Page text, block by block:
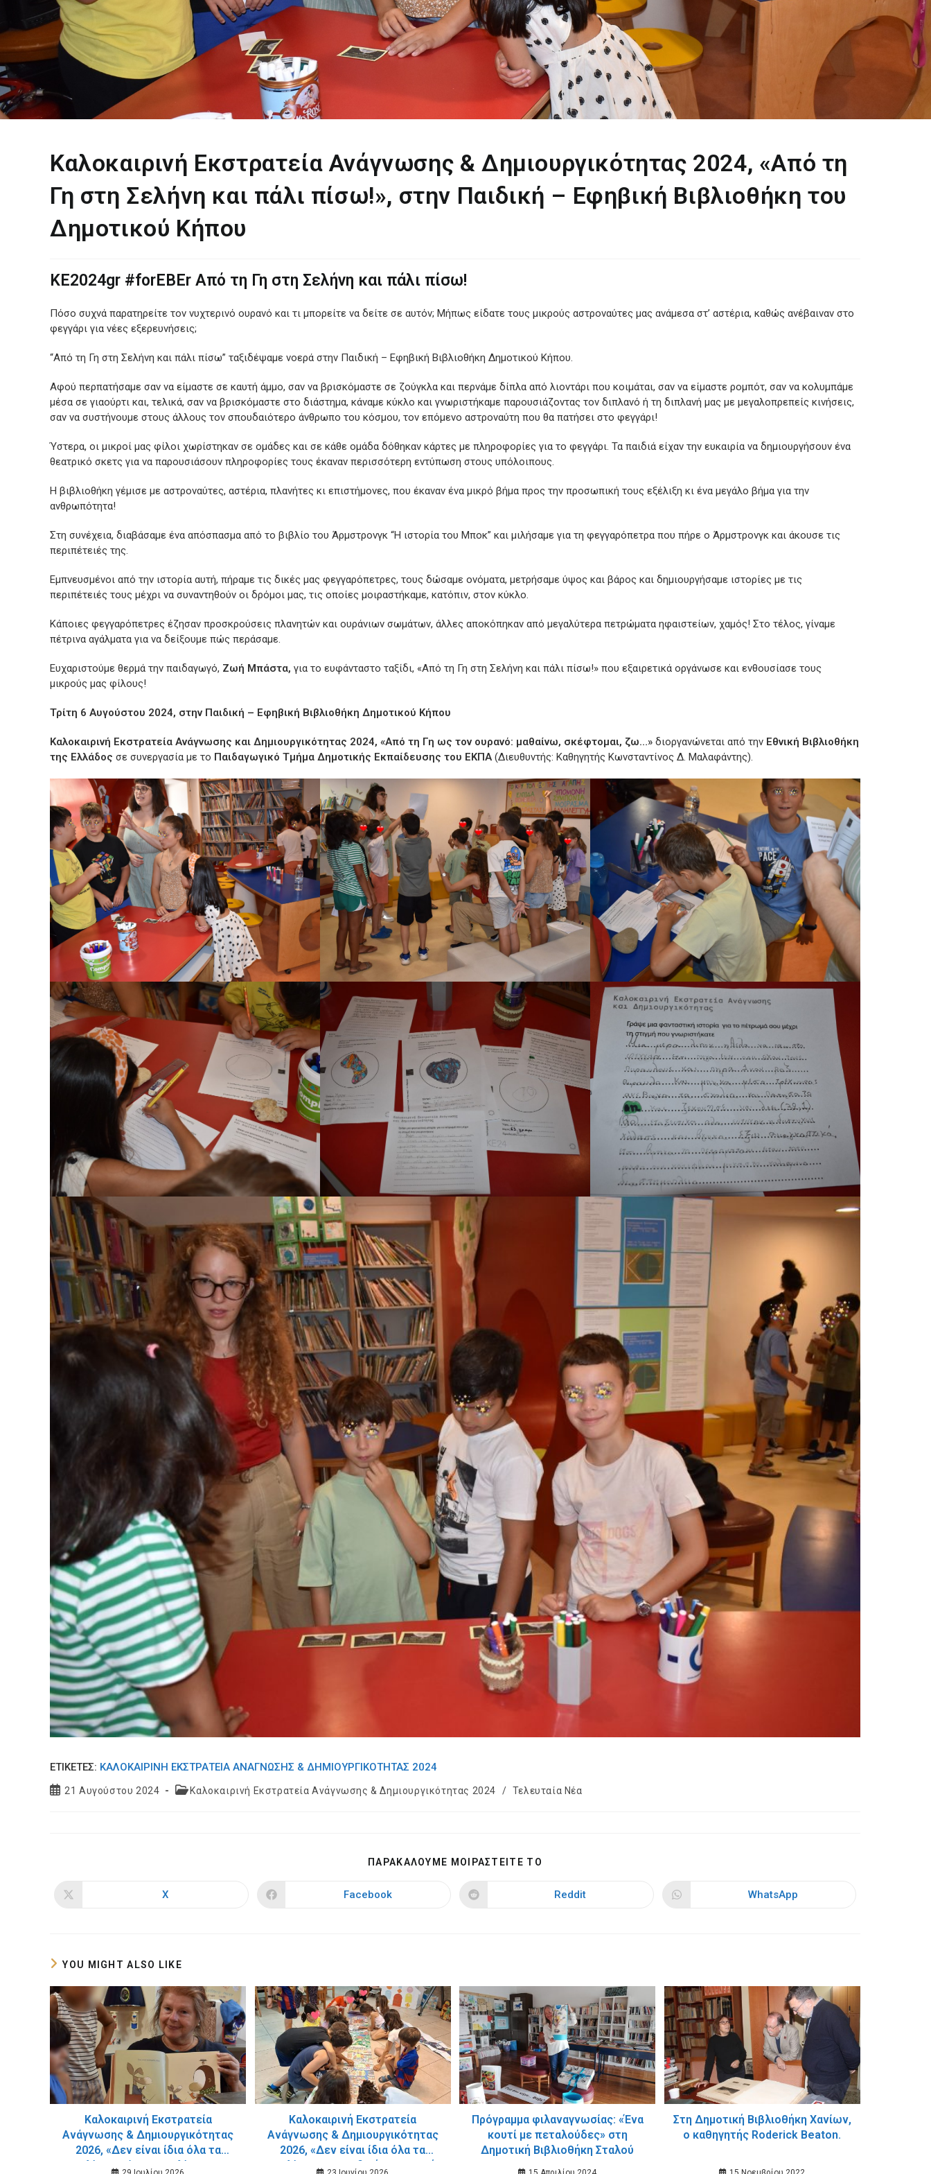
Καλοκαιρινή Εκστρατεία Ανάγνωσης & Δημιουργικότητας 2024, «Από τη
Γη στη Σελήνη και πάλι πίσω!», στην Παιδική – Εφηβική Βιβλιοθήκη του
Δημοτικού Κήπου
ΚΕ2024gr #forEBEr Από τη Γη στη Σελήνη και πάλι πίσω!
Πόσο συχνά παρατηρείτε τον νυχτερινό ουρανό και τι μπορείτε να δείτε σε αυτόν; Μήπως είδατε τους μικρούς αστροναύτες μας ανάμεσα στ’ αστέρια, καθώς ανέβαιναν στο
φεγγάρι για νέες εξερευνήσεις;
“Από τη Γη στη Σελήνη και πάλι πίσω” ταξιδέψαμε νοερά στην Παιδική – Εφηβική Βιβλιοθήκη Δημοτικού Κήπου.
Αφού περπατήσαμε σαν να είμαστε σε καυτή άμμο, σαν να βρισκόμαστε σε ζούγκλα και περνάμε δίπλα από λιοντάρι που κοιμάται, σαν να είμαστε ρομπότ, σαν να κολυμπάμε
μέσα σε γιαούρτι και, τελικά, σαν να βρισκόμαστε στο διάστημα, κάναμε κύκλο και γνωριστήκαμε παρουσιάζοντας τον διπλανό ή τη διπλανή μας με μεγαλοπρεπείς κινήσεις,
σαν να συστήνουμε στους άλλους τον σπουδαιότερο άνθρωπο του κόσμου, τον επόμενο αστροναύτη που θα πατήσει στο φεγγάρι!
Ύστερα, οι μικροί μας φίλοι χωρίστηκαν σε ομάδες και σε κάθε ομάδα δόθηκαν κάρτες με πληροφορίες για το φεγγάρι. Τα παιδιά είχαν την ευκαιρία να δημιουργήσουν ένα
θεατρικό σκετς για να παρουσιάσουν πληροφορίες τους έκαναν περισσότερη εντύπωση στους υπόλοιπους.
Η βιβλιοθήκη γέμισε με αστροναύτες, αστέρια, πλανήτες κι επιστήμονες, που έκαναν ένα μικρό βήμα προς την προσωπική τους εξέλιξη κι ένα μεγάλο βήμα για την
ανθρωπότητα!
Στη συνέχεια, διαβάσαμε ένα απόσπασμα από το βιβλίο του Άρμστρονγκ “Η ιστορία του Μποκ” και μιλήσαμε για τη φεγγαρόπετρα που πήρε ο Άρμστρονγκ και άκουσε τις
περιπέτειές της.
Εμπνευσμένοι από την ιστορία αυτή, πήραμε τις δικές μας φεγγαρόπετρες, τους δώσαμε ονόματα, μετρήσαμε ύψος και βάρος και δημιουργήσαμε ιστορίες με τις
περιπέτειές τους μέχρι να συναντηθούν οι δρόμοι μας, τις οποίες μοιραστήκαμε, κατόπιν, στον κύκλο.
Κάποιες φεγγαρόπετρες έζησαν προσκρούσεις πλανητών και ουράνιων σωμάτων, άλλες αποκόπηκαν από μεγαλύτερα πετρώματα ηφαιστείων, χαμός! Στο τέλος, γίναμε
πέτρινα αγάλματα για να δείξουμε πώς περάσαμε.
Ευχαριστούμε θερμά την παιδαγωγό, Ζωή Μπάστα, για το ευφάνταστο ταξίδι, «Από τη Γη στη Σελήνη και πάλι πίσω!» που εξαιρετικά οργάνωσε και ενθουσίασε τους
μικρούς μας φίλους!
Τρίτη 6 Αυγούστου 2024, στην Παιδική – Εφηβική Βιβλιοθήκη Δημοτικού Κήπου
Καλοκαιρινή Εκστρατεία Ανάγνωσης και Δημιουργικότητας 2024, «Από τη Γη ως τον ουρανό: μαθαίνω, σκέφτομαι, ζω…» διοργανώνεται από την Εθνική Βιβλιοθήκη
της Ελλάδος σε συνεργασία με το Παιδαγωγικό Τμήμα Δημοτικής Εκπαίδευσης του ΕΚΠΑ (Διευθυντής: Καθηγητής Κωνσταντίνος Δ. Μαλαφάντης).
ΕΤΙΚΕΤΈΣ: ΚΑΛΟΚΑΙΡΙΝΉ ΕΚΣΤΡΑΤΕΊΑ ΑΝΆΓΝΩΣΗΣ & ΔΗΜΙΟΥΡΓΙΚΌΤΗΤΑΣ 2024
Post21 Αυγούστου 2024
PostΚαλοκαιρινή Εκστρατεία Ανάγνωσης & Δημιουργικότητας 2024 / Τελευταία Νέα
ΠΑΡΑΚΑΛΟΥΜΕ ΜΟΙΡΑΣΤΕΙΤΕ ΤΟ
CONTENT
Opens
X
Opens
Facebook
Opens
Reddit
Opens
WhatsApp
YOU MIGHT ALSO LIKE
Καλοκαιρινή Εκστρατεία
Ανάγνωσης & Δημιουργικότητας
2026, «Δεν είναι ίδια όλα τα
βιβλία-Παράξενα βιβλία» στην
Καλοκαιρινή Εκστρατεία
Ανάγνωσης & Δημιουργικότητας
2026, «Δεν είναι ίδια όλα τα
βιβλία» στην Παιδική – Εφηβική
Πρόγραμμα φιλαναγνωσίας: «Ένα
κουτί με πεταλούδες» στη
Δημοτική Βιβλιοθήκη Σταλού
Στη Δημοτική Βιβλιοθήκη Χανίων,
ο καθηγητής Roderick Beaton.